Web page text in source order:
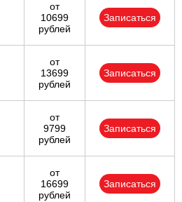
от
10699
рублей
Записаться
от
13699
рублей
Записаться
от
9799
рублей
Записаться
от
16699
рублей
Записаться